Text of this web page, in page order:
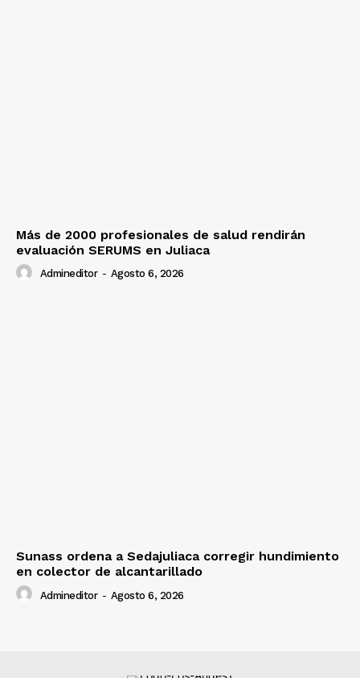
Más de 2000 profesionales de salud rendirán
evaluación SERUMS en Juliaca
Admineditor - Agosto 6, 2026
Sunass ordena a Sedajuliaca corregir hundimiento
en colector de alcantarillado
Admineditor - Agosto 6, 2026